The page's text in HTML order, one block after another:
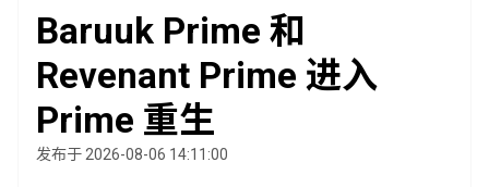
Baruuk Prime 和
Revenant Prime 进入
Prime 重生
发布于 2026-08-06 14:11:00